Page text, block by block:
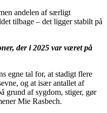
andelen af særligt
tilbage – det ligger stabilt på
der i 2025 var været på
egne tal for, at stadigt flere
og at især antallet af
grund af sygdom, stiger, gør
Mie Rasbech.